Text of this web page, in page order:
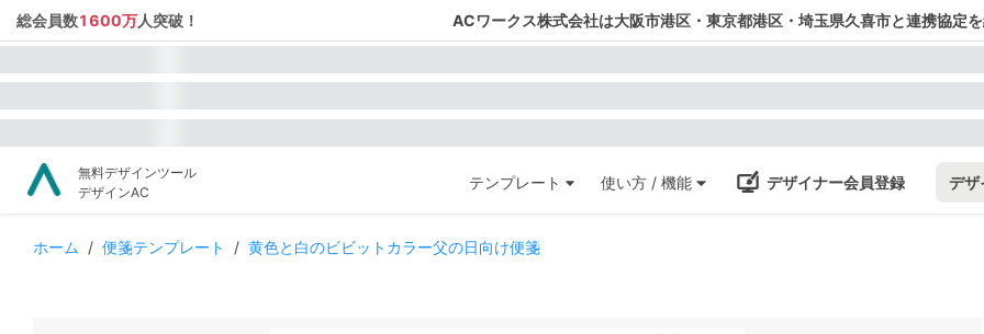
総会員数1600万人突破！ ACワークス株式会社は大阪市港区・東京都港区・埼玉県久喜市と連携協定
無料デザインツール
デザインAC
テンプレート 使い方 / 機能 デザイナー会員登録 デザ
ホーム / 便箋テンプレート / 黄色と白のビビットカラー父の日向け便箋